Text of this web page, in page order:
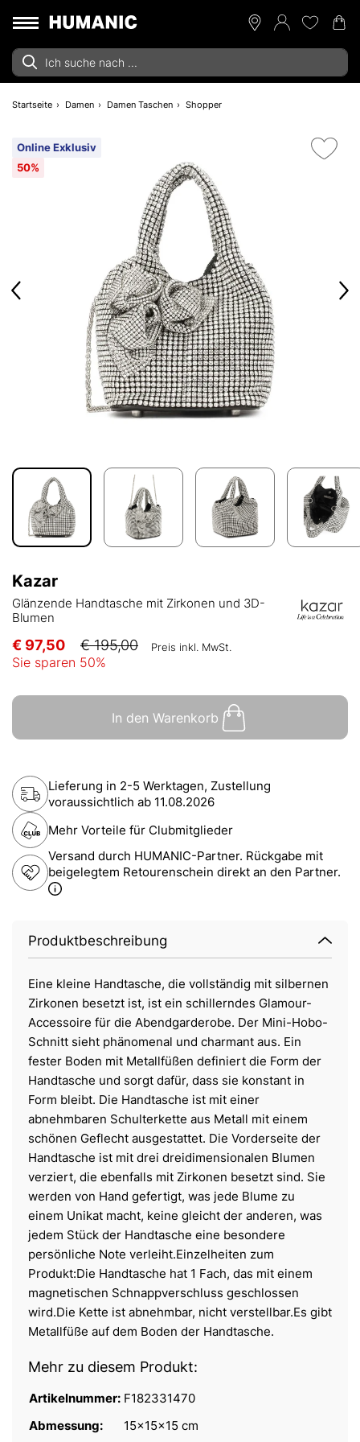
Startseite Damen Damen Taschen Shopper
Online Exklusiv
50%
Kazar
Glänzende Handtasche mit Zirkonen und 3D-
Blumen
€ 97,50 € 195,00 Preis inkl. MwSt.
Sie sparen 50%
In den Warenkorb
Lieferung in 2-5 Werktagen, Zustellung
voraussichtlich ab 11.08.2026
Mehr Vorteile für Clubmitglieder
Versand durch HUMANIC-Partner. Rückgabe mit
beigelegtem Retourenschein direkt an den Partner.
Produktbeschreibung
Eine kleine Handtasche, die vollständig mit silbernen
Zirkonen besetzt ist, ist ein schillerndes Glamour-
Accessoire für die Abendgarderobe. Der Mini-Hobo-
Schnitt sieht phänomenal und charmant aus. Ein
fester Boden mit Metallfüßen definiert die Form der
Handtasche und sorgt dafür, dass sie konstant in
Form bleibt. Die Handtasche ist mit einer
abnehmbaren Schulterkette aus Metall mit einem
schönen Geflecht ausgestattet. Die Vorderseite der
Handtasche ist mit drei dreidimensionalen Blumen
verziert, die ebenfalls mit Zirkonen besetzt sind. Sie
werden von Hand gefertigt, was jede Blume zu
einem Unikat macht, keine gleicht der anderen, was
jedem Stück der Handtasche eine besondere
persönliche Note verleiht.Einzelheiten zum
Produkt:Die Handtasche hat 1 Fach, das mit einem
magnetischen Schnappverschluss geschlossen
wird.Die Kette ist abnehmbar, nicht verstellbar.Es gibt
Metallfüße auf dem Boden der Handtasche.
Mehr zu diesem Produkt:
Artikelnummer: F182331470
Abmessung:
15x15x15 cm